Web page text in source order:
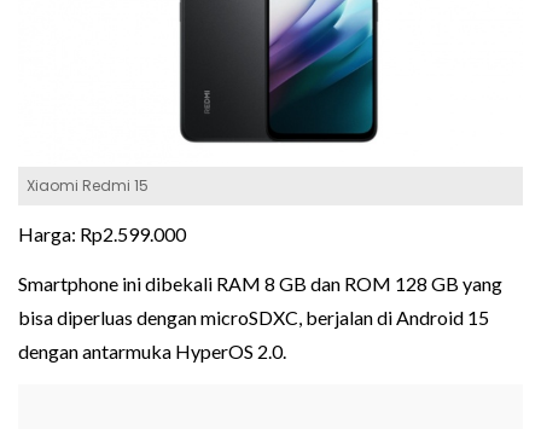
Xiaomi Redmi 15
Harga: Rp2.599.000
Smartphone ini dibekali RAM 8 GB dan ROM 128 GB yang
bisa diperluas dengan microSDXC, berjalan di Android 15
dengan antarmuka HyperOS 2.0.